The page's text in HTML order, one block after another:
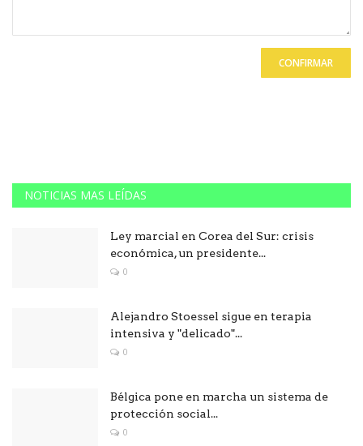
CONFIRMAR
NOTICIAS MAS LEÍDAS
Ley marcial en Corea del Sur: crisis
económica, un presidente...
0
Alejandro Stoessel sigue en terapia
intensiva y "delicado"...
0
Bélgica pone en marcha un sistema de
protección social...
0